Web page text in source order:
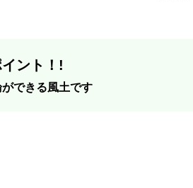
ント！!
できる風土です